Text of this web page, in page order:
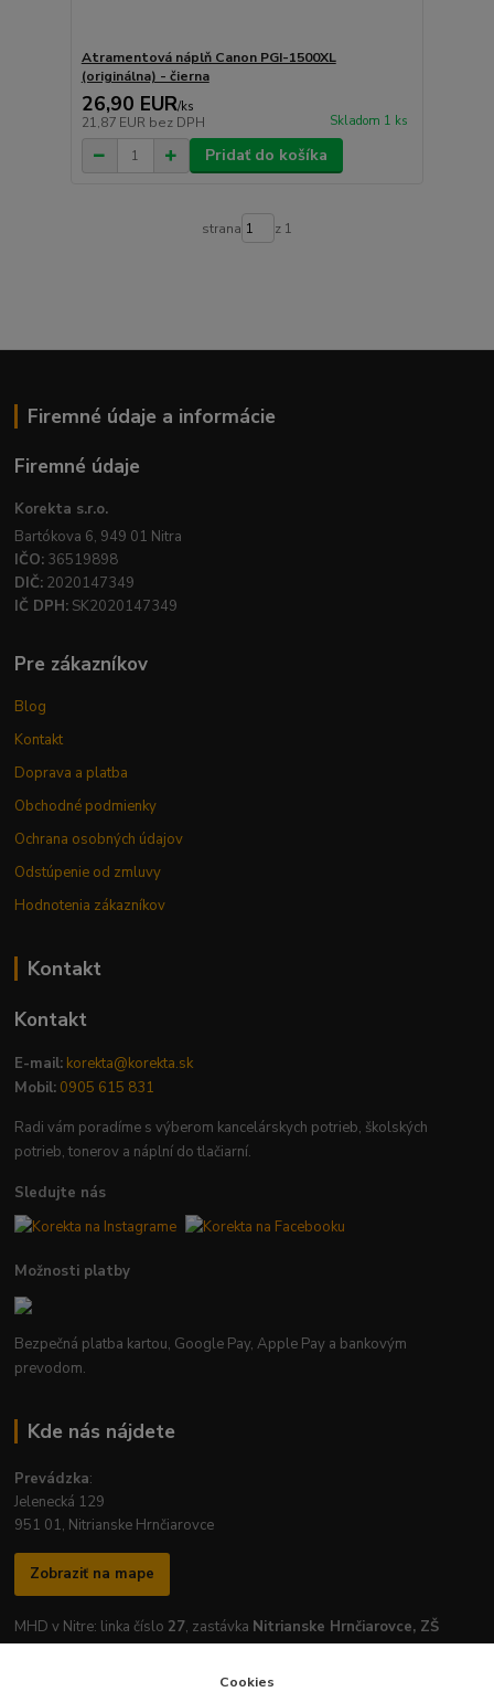
Atramentová náplň Canon PGI-1500XL
(originálna) - čierna
26,90 EUR/ks
21,87 EUR bez DPH Skladom 1 ks
Pridať do košíka
strana z 1
Firemné údaje a informácie
Firemné údaje
Korekta s.r.o.
Bartókova 6, 949 01 Nitra
IČO: 36519898
DIČ: 2020147349
IČ DPH: SK2020147349
Pre zákazníkov
Blog
Kontakt
Doprava a platba
Obchodné podmienky
Ochrana osobných údajov
Odstúpenie od zmluvy
Hodnotenia zákazníkov
Kontakt
Kontakt
E-mail: korekta@korekta.sk
Mobil: 0905 615 831
Radi vám poradíme s výberom kancelárskych potrieb, školských
potrieb, tonerov a náplní do tlačiarní.
Sledujte nás
Možnosti platby
Bezpečná platba kartou, Google Pay, Apple Pay a bankovým
prevodom.
Kde nás nájdete
Prevádzka:
Jelenecká 129
951 01, Nitrianske Hrnčiarovce
Zobraziť na mape
MHD v Nitre: linka číslo 27, zastávka Nitrianske Hrnčiarovce, ZŠ
Cookies